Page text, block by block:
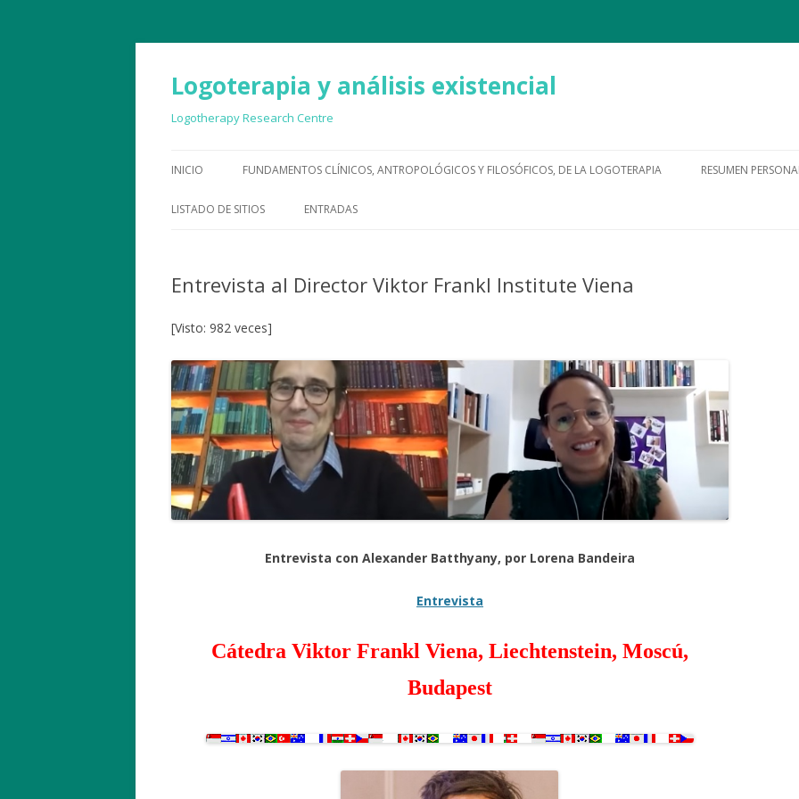
Logoterapia y análisis existencial
Logotherapy Research Centre
al
INICIO FUNDAMENTOS CLÍNICOS, ANTROPOLÓGICOS Y FILOSÓFICOS, DE LA LOGOTERAPIA RESUMEN
LISTADO DE SITIOS ENTRADAS
Entrevista al Director Viktor Frankl Institute Viena
[Visto: 982 veces]
Entrevista con Alexander Batthyany, por Lorena Bandeira
Entrevista
Cátedra Viktor Frankl Viena, Liechtenstein, Moscú,
Budapest